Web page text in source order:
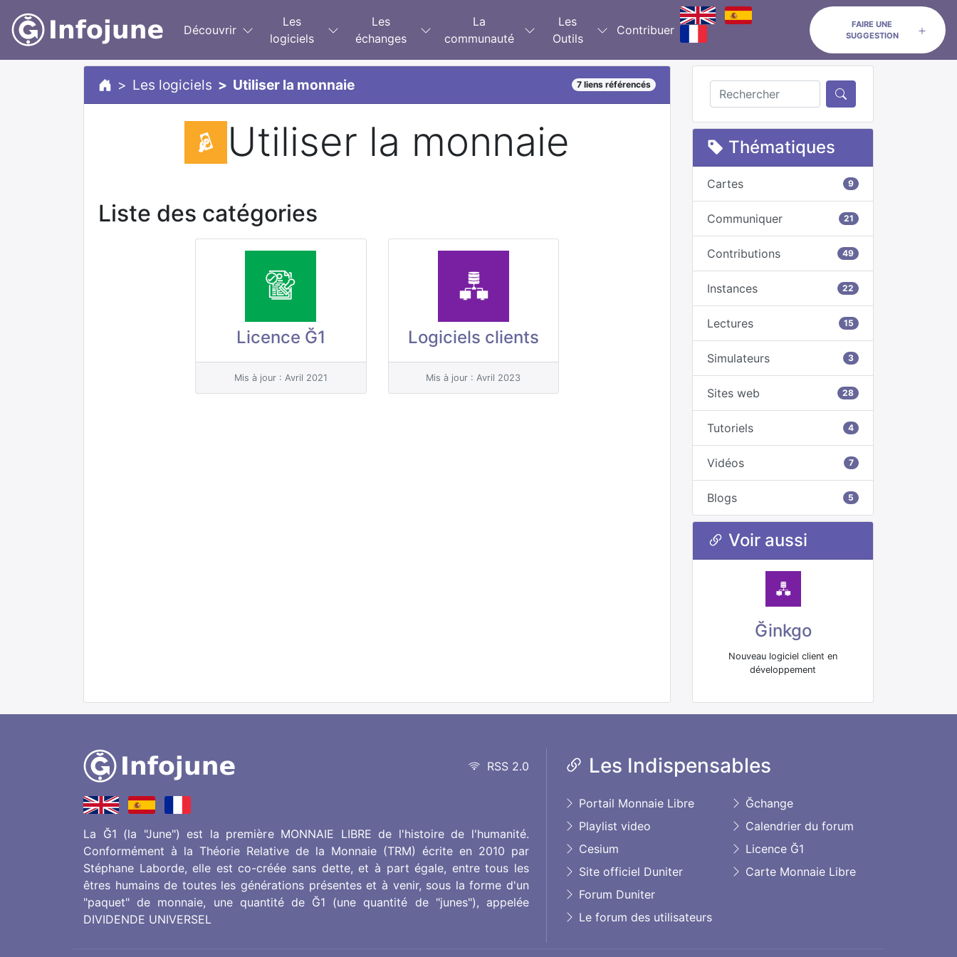
Découvrir
Les
logiciels
Les
échanges
La
communauté
Les
Outils
Contribuer
FAIRE UNE
SUGGESTION
Les logiciels Utiliser la monnaie 7 liens référencés
Utiliser la monnaie
Liste des catégories
Licence Ğ1
Mis à jour : Avril 2021
Logiciels clients
Mis à jour : Avril 2023
Thématiques
Cartes 9
Communiquer 21
Contributions 49
Instances 22
Lectures 15
Simulateurs 3
Sites web 28
Tutoriels 4
Vidéos 7
Blogs 5
Voir aussi
Ğinkgo
Nouveau logiciel client en
développement
RSS 2.0
La Ğ1 (la "June") est la première MONNAIE LIBRE de l'histoire de l'humanité.
Conformément à la Théorie Relative de la Monnaie (TRM) écrite en 2010 par
Stéphane Laborde, elle est co-créée sans dette, et à part égale, entre tous les
êtres humains de toutes les générations présentes et à venir, sous la forme d'un
"paquet" de monnaie, une quantité de Ğ1 (une quantité de "junes"), appelée
DIVIDENDE UNIVERSEL
Les Indispensables
Portail Monnaie Libre
Playlist video
Cesium
Site officiel Duniter
Forum Duniter
Le forum des utilisateurs
Ğchange
Calendrier du forum
Licence Ğ1
Carte Monnaie Libre